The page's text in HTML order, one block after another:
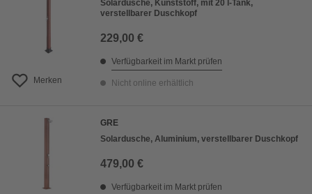
Merken
Solardusche, Kunststoff, mit 20 l-Tank,
verstellbarer Duschkopf
229,00 €
Verfügbarkeit im Markt prüfen
Nicht online erhältlich
GRE
Solardusche, Aluminium, verstellbarer Duschkopf
479,00 €
Verfügbarkeit im Markt prüfen